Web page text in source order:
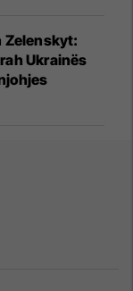
Zelenskyt:
Ukrainës